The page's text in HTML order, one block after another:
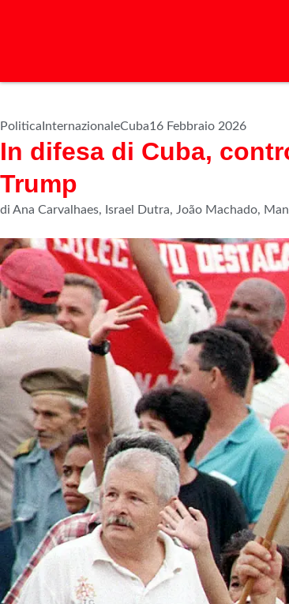
PoliticaInternazionaleCuba16 Febbraio 2026
In difesa di Cuba,
Trump
di Ana Carvalhaes, Israel Dutra, João Machado,